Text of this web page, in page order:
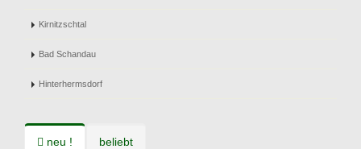
Kirnitzschtal
Bad Schandau
Hinterhermsdorf
neu ! beliebt